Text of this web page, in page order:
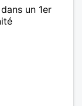
un 1er